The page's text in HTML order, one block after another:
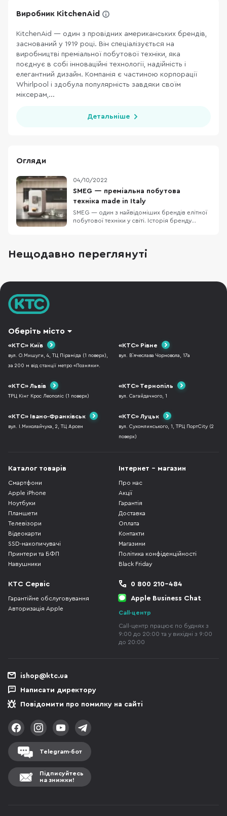
Виробник KitchenAid
KitchenAid — один з провідних американських брендів,
заснований у 1919 році. Він спеціалізується на
виробництві преміальної побутової техніки, яка
поєднує в собі інноваційні технології, надійність і
елегантний дизайн. Компанія є частиною корпорації
Whirlpool і здобула популярність завдяки своїм
міксерам,...
Детальніше
Огляди
04/10/2022
SMEG — преміальна побутова
техніка made in Italy
SMEG — один з найвідоміших брендів елітної
побутової техніки у світі. Історія бренду
Metallurgica Emiliana Guastalla (Металургійне
емалювання Емілія Гуасталла). Між іншим,
Нещодавно переглянуті
Оберіть місто
«КТС» Київ
вул. О.Мишуги, 4, ТЦ Піраміда (1 поверх),
за 200 м від станції метро «Позняки».
«КТС» Рівне
вул. В`ячеслава Чорновола, 17а
«КТС» Львів
ТРЦ Кінг Крос Леополіс (1 поверх)
«КТС» Тернопіль
вул. Сагайдачного, 1
«КТС» Івано-Франківськ
вул. І.Миколайчука, 2, ТЦ Арсен
«КТС» Луцьк
вул. Сухомлинського, 1, ТРЦ ПортCity (2
поверх)
Каталог товарів
Смартфони
Apple iPhone
Ноутбуки
Планшети
Телевізори
Відеокарти
SSD-накопичувачі
Принтери та БФП
Навушники
Інтернет - магазин
Про нас
Акції
Гарантія
Доставка
Оплата
Контакти
Магазини
Політика конфіденційності
Black Friday
КТС Сервіс
Гарантійне обслуговування
Авторизація Apple
0 800 210-484
Apple Business Chat
Call-центр
Call-центр працює по буднях з
9:00 до 20:00 та у вихідні з 9:00
до 20:00
ishop@ktc.ua
Написати директору
Повідомити про помилку на сайті
Telegram-бот
Підписуйтесь
на знижки!